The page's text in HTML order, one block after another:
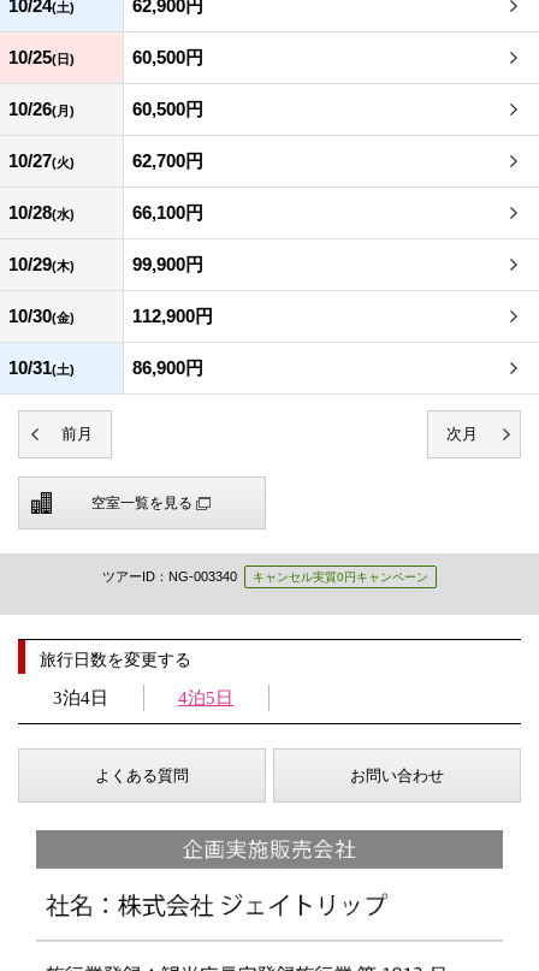
10/24(土) 62,900円
10/25(日) 60,500円
10/26(月) 60,500円
10/27(火) 62,700円
10/28(水) 66,100円
10/29(木) 99,900円
10/30(金) 112,900円
10/31(土) 86,900円
空室一覧を見る
ツアーID：NG-003340 キャンセル実質0円キャンペーン
旅行日数を変更する
3泊4日 4泊5日
よくある質問 お問い合わせ